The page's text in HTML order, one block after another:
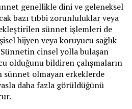
genellikle dini ve geleneksel
bazı tıbbi zorunluluklar veya
sünnet işlemleri de
hijyen veya koruyucu sağlık
Sünnetin cinsel yolla bulaşan
olduğunu bildiren çalışmaların
sünnet olmayan erkeklerde
daha fazla görüldüğünü